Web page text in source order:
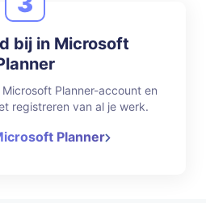
bij in Microsoft
Planner-account en
registreren van al je werk.
Planner